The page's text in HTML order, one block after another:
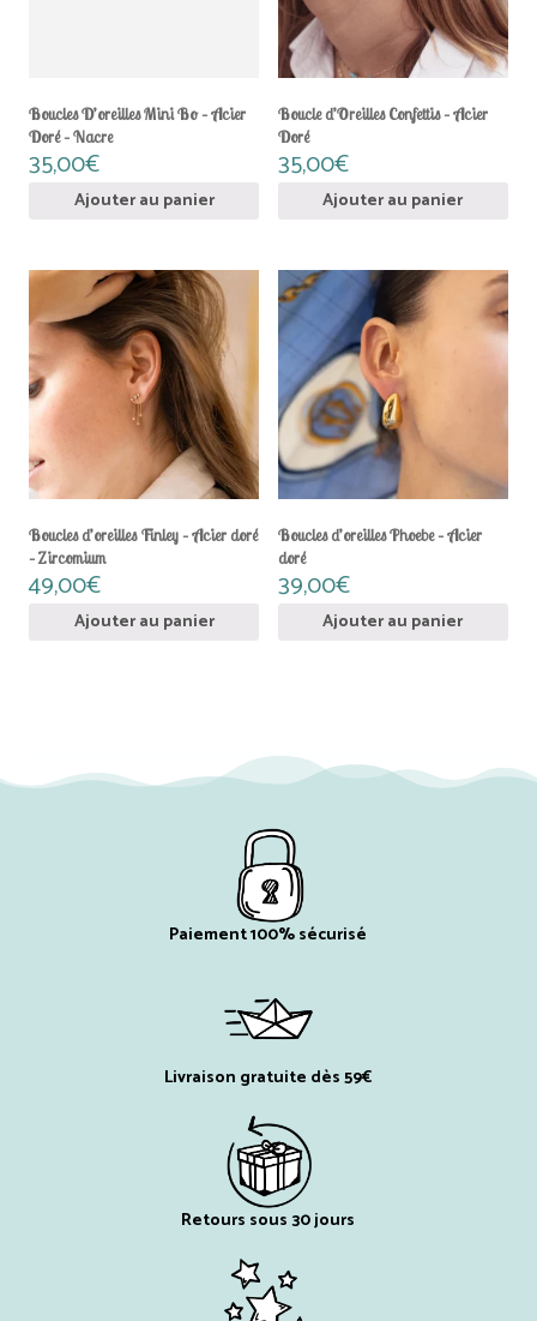
Boucles D’oreilles Mini Bo – Acier
Doré – Nacre
35,00€
Ajouter au panier
Boucle d’Oreilles Confettis – Acier
Doré
35,00€
Ajouter au panier
Boucles d’oreilles Finley – Acier doré
– Zircomium
49,00€
Ajouter au panier
Boucles d’oreilles Phoebe – Acier
doré
39,00€
Ajouter au panier
Paiement 100% sécurisé
Livraison gratuite dès 59€
Retours sous 30 jours